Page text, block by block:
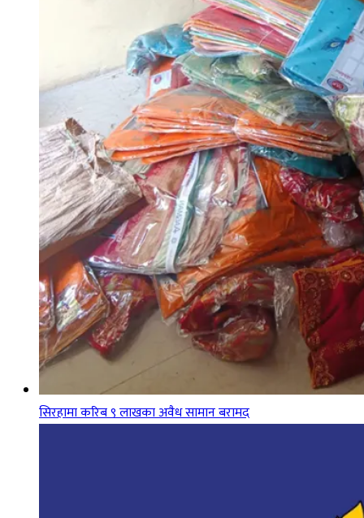
सिरहामा करिब ९ लाखका अवैध सामान बरामद